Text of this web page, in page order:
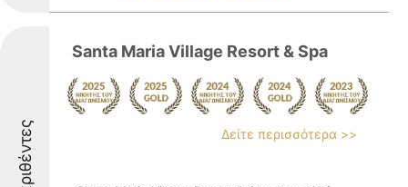
Santa Maria Village Resort & Spa
Δείτε περισσότερα >>